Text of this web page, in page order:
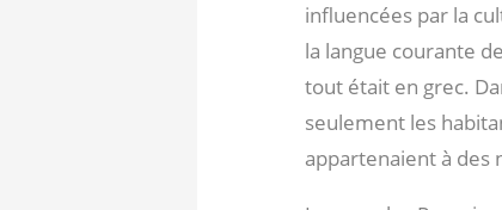
influencées par la
la langue courante
tout était en grec.
seulement les
appartenaient à des